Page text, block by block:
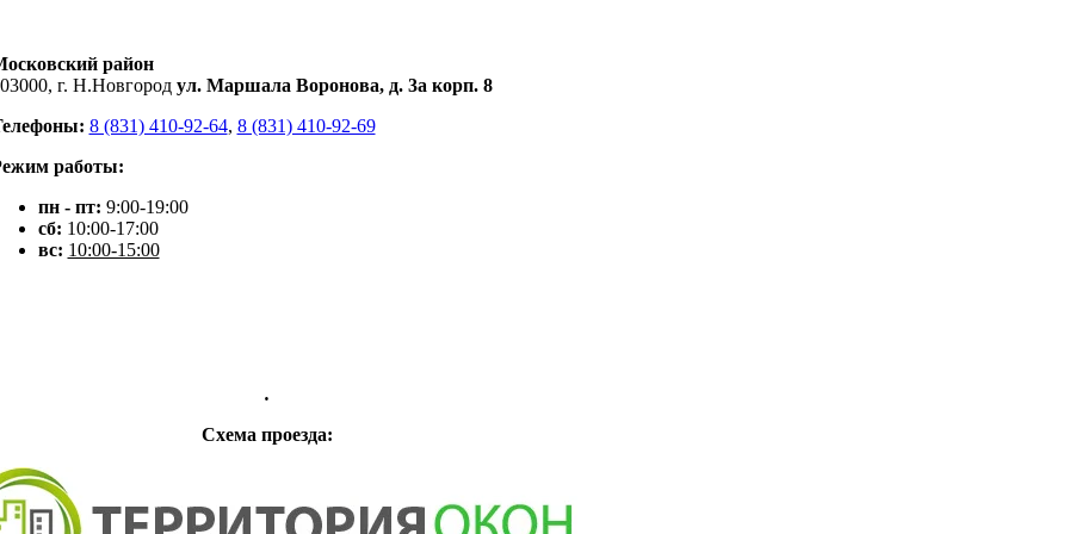
район
г. Н.Новгород ул. Маршала Воронова, д. 3а корп. 8
8 (831) 410-92-64, 8 (831) 410-92-69
работы:
пн - пт: 9:00-19:00
сб: 10:00-17:00
вс: 10:00-15:00
.
Схема проезда: